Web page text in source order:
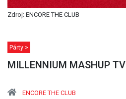
Zdroj: ENCORE THE CLUB
Párty >
MILLENNIUM MASHUP TV
ENCORE THE CLUB